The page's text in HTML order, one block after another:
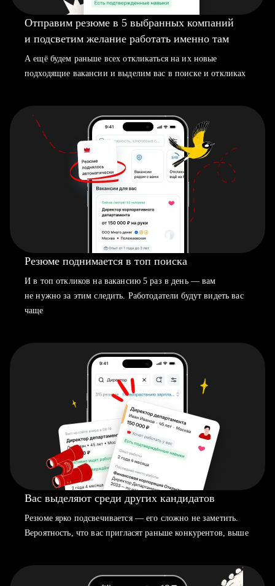
Отправим резюме в 5 выбранных компаний
и подсветим желание работать именно там
А ещё будем раньше всех откликаться на их новые
подходящие вакансии и выделим вас в поиске и откликах
Резюме поднимается в топ поиска
И в топ откликов на вакансию 5 раз в день — вам
не нужно за этим следить. Работодатели будут видеть вас
чаще
Вас выделяют среди других кандидатов
Резюме ярко подсвечивается — его сложно не заметить.
Вероятность, что вас пригласят раньше конкурентов, выше